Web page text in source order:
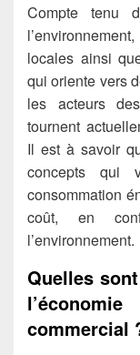
Compte tenu
locales ainsi
qui oriente vers
les acteurs
tournent
Il est à savoir
concepts
consommation
coût, en
l’environnement.
Quelles
commercial